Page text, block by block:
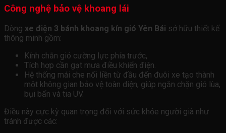
Công nghệ bảo vệ khoang lái
Dòng xe điện 3 bánh khoang kín gió Yên Bái sở hữu thiết kế
thông minh gồm:
Kính chắn gió cường lực phía trước,
Tích hợp cần gạt mưa điều khiển điện.
Hệ thống mái che nối liền từ đầu đến đuôi xe tạo thành
một không gian bảo vệ toàn diện, giúp ngăn chặn gió lùa,
bụi bẩn và tia UV.
Điều này cực kỳ quan trọng đối với sức khỏe người già như
tránh được các: